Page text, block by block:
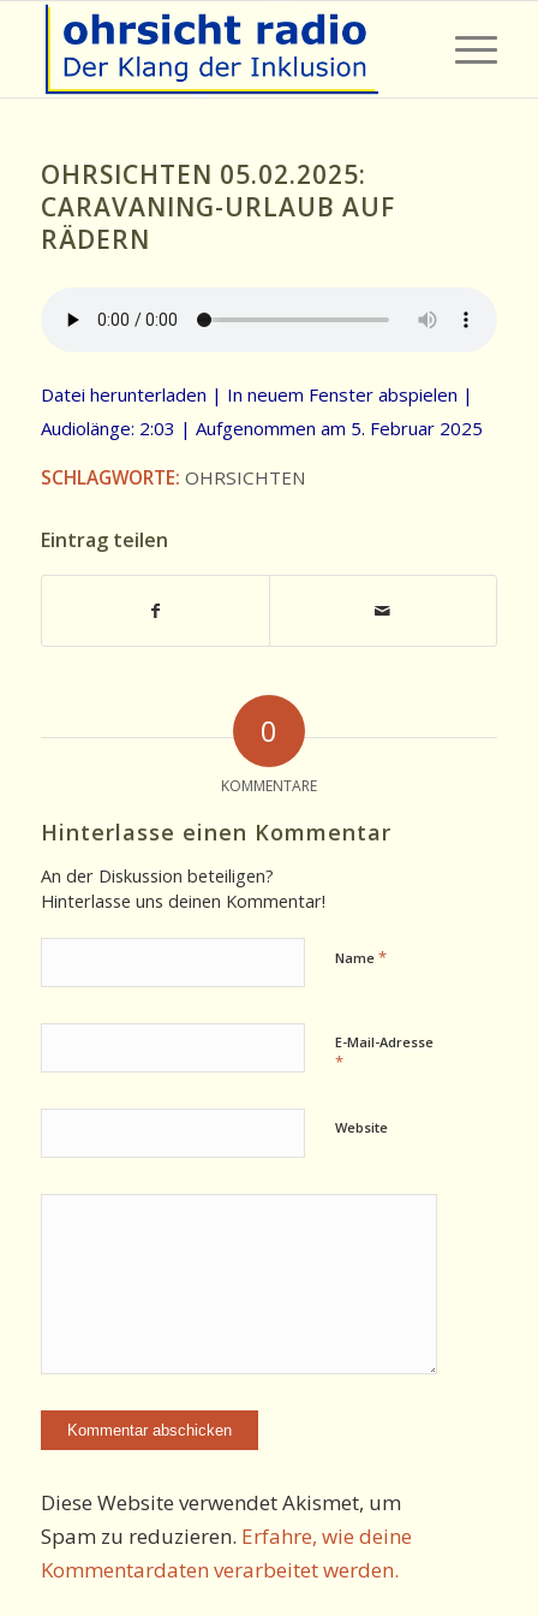
OHRSICHTEN 05.02.2025:
CARAVANING-URLAUB AUF
RÄDERN
Datei herunterladen | In neuem Fenster abspielen |
Audiolänge: 2:03 | Aufgenommen am 5. Februar 2025
SCHLAGWORTE: OHRSICHTEN
Eintrag teilen
0
KOMMENTARE
Hinterlasse einen Kommentar
An der Diskussion beteiligen?
Hinterlasse uns deinen Kommentar!
Name *
E-Mail-Adresse
*
Website
Diese Website verwendet Akismet, um
Spam zu reduzieren. Erfahre, wie deine
Kommentardaten verarbeitet werden.